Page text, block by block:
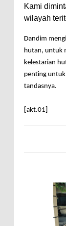
Kami
wilayah
Dandim
hutan, untuk
kelestarian
penting untuk
tandasnya.
[akt.01]